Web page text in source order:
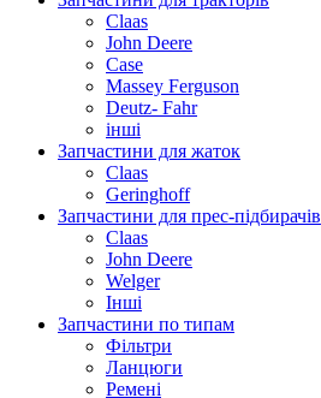
Claas
John Deere
Case
Massey Ferguson
Deutz- Fahr
інші
Запчастини для жаток
Claas
Geringhoff
Запчастини для прес-підбирачів
Claas
John Deere
Welger
Інші
Запчастини по типам
Фільтри
Ланцюги
Ремені